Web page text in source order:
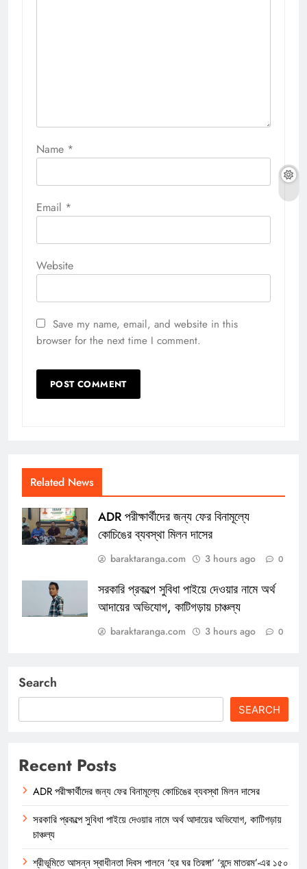
Name *
Email *
Website
Save my name, email, and website in this
browser for the next time I comment.
Related News
ADR পরীক্ষার্থীদের জন্য ফের বিনামূল্যে
কোচিঙের ব্যবস্থা মিলন দাসের
baraktaranga.com 3 hours ago 0
সরকারি প্রকল্পে সুবিধা পাইয়ে দেওয়ার নামে অর্থ
আদায়ের অভিযোগ, কাটিগড়ায় চাঞ্চল্য
baraktaranga.com 3 hours ago 0
Search
SEARCH
Recent Posts
ADR পরীক্ষার্থীদের জন্য ফের বিনামূল্যে কোচিঙের ব্যবস্থা মিলন দাসের
সরকারি প্রকল্পে সুবিধা পাইয়ে দেওয়ার নামে অর্থ আদায়ের অভিযোগ, কাটিগড়ায়
চাঞ্চল্য
শ্রীভূমিতে আসন্ন স্বাধীনতা দিবস পালনে ‘হর ঘর তিরঙ্গা’ ‘বন্দে মাতরম’-এর ১৫০